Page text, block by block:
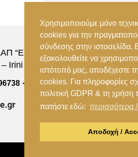
“Ειρήνη”, 151 22, Αμαρούσιο
Irini Station, 15122, Marousi Attica
– (+30) 210 2896739
Χρησιμοποιούμε μόνο
cookies για την
σύνδεσης στην ιστοσελίδα.
εξακολουθείτε να
ιστότοπό μας, αποδέχεστε
cookies. Για πληροφορίες
πολιτική GDPR & τη
πατήστε εδώ: περισσότερα
Αποδοχή /